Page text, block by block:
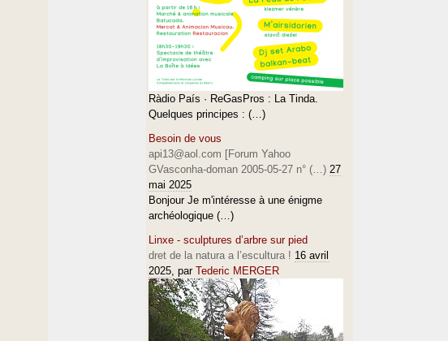
Ràdio País · ReGasPros : La Tinda.
Quelques principes : (…)
Besoin de vous
api13@aol.com [Forum Yahoo
GVasconha-doman 2005-05-27 n° (…) 27
mai 2025
Bonjour Je m'intéresse à une énigme
archéologique (…)
Linxe - sculptures d’arbre sur pied
dret de la natura a l’escultura ! 16 avril
2025, par Tederic MERGER